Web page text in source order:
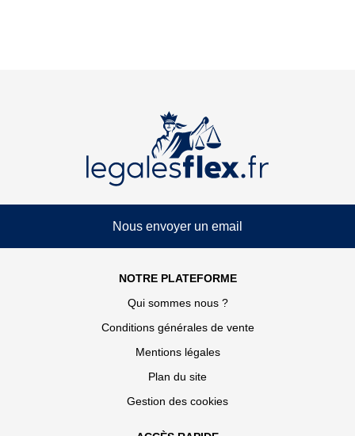
Nous envoyer un email
NOTRE PLATEFORME
Qui sommes nous ?
Conditions générales de vente
Mentions légales
Plan du site
Gestion des cookies